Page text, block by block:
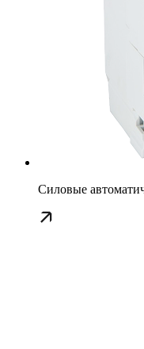
Силовые